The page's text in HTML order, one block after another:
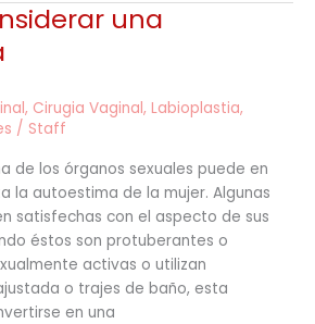
una
, Cirugia Vaginal, Labioplastia,
/ Staff
de los órganos sexuales puede en
la autoestima de la mujer. Algunas
satisfechas con el aspecto de sus
éstos son protuberantes o
activas o utilizan
o trajes de baño, esta
en una